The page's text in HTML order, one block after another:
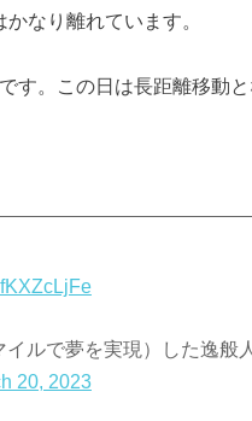
なり離れています。
す。この日は長距離移動と
ルで夢を実現）した逸般
20, 2023